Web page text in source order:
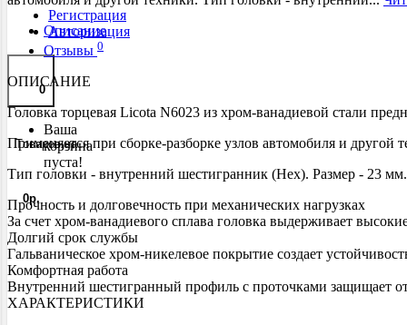
Регистрация
Авторизация
0
Tоваров,на
0р.
Ваша
корзина
пуста!
Описание
Отзывы 0
ОПИСАНИЕ
Головка торцевая Licota N6023 из хром-ванадиевой стали
Применяется при сборке-разборке узлов автомобиля и другой
Тип головки - внутренний шестигранник (Hex). Размер - 23
Прочность и долговечность при механических нагрузках
За счет хром-ванадиевого сплава головка выдерживает
Долгий срок службы
Гальваническое хром-никелевое покрытие создает
Комфортная работа
Внутренний шестигранный профиль с проточками защищает
ХАРАКТЕРИСТИКИ